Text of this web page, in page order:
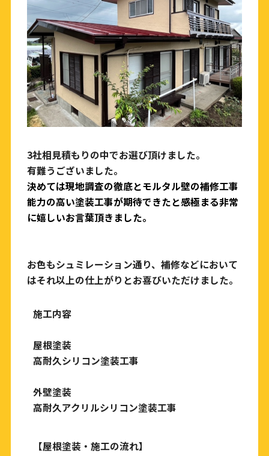
3社相見積もりの中でお選び頂けました。
有難うございました。
決めては現地調査の徹底とモルタル壁の補修工事
能力の高い塗装工事が期待できたと感極まる非常
に嬉しいお言葉頂きました。
お色もシュミレーション通り、補修などにおいて
はそれ以上の仕上がりとお喜びいただけました。
施工内容
屋根塗装
高耐久シリコン塗装工事
外壁塗装
高耐久アクリルシリコン塗装工事
【屋根塗装・施工の流れ】